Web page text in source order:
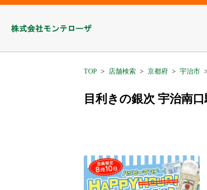
TOP 店舗検索 京都府 宇治市
目利きの銀次 宇治南